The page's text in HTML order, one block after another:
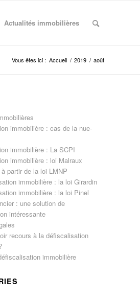
Actualités immobilières
Vous êtes ici : Accueil / 2019 / août
immobilière : cas de la nue-
immobilière : La SCPI
immobilière : loi Malraux
partir de la loi LMNP
immobilière : la loi Girardin
immobilière : la loi Pinel
: une solution de
intéressante
recours à la défiscalisation
immobilière